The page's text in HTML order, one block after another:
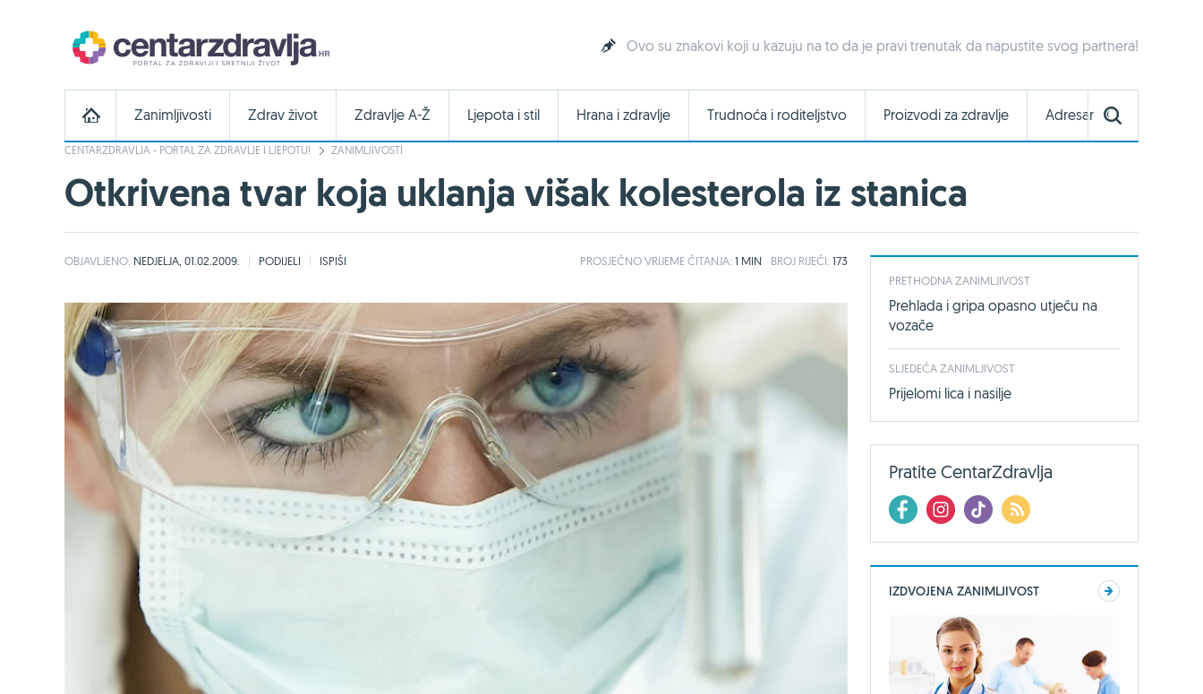
Ovo su znakovi koji u kazuju na to da je pravi trenutak da napustite svog partnera!
Zanimljivosti Zdrav život Zdravlje A-Ž Ljepota i stil Hrana i zdravlje Trudnoća i roditeljstvo Proizvodi za zdravlje Adresar
CENTARZDRAVLJA - PORTAL ZA ZDRAVLJE I LJEPOTU! ZANIMLJIVOSTI
Otkrivena tvar koja uklanja višak kolesterola iz stanica
OBJAVLJENO: NEDJELJA, 01.02.2009. PODIJELI ISPIŠI PROSJEČNOVRIJEME ČITANJA: 1 MIN BROJ RIJEČI: 173
PRETHODNA ZANIMLJIVOST
Prehlada i gripa opasno utječu na
vozače
SLJEDEĆA ZANIMLJIVOST
Prijelomi lica i nasilje
Pratite CentarZdravlja
IZDVOJENA ZANIMLJIVOST